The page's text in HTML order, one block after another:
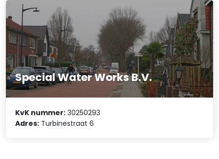
Special Water Works B.V.
KvK nummer: 30250293
Adres: Turbinestraat 6